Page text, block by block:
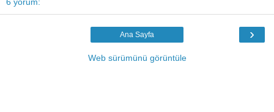
›
Ana Sayfa
Web sürümünü görüntüle